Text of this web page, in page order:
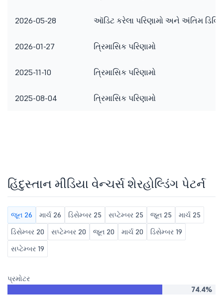
2026-05-28 ઑડિટ કરેલા પરિણામો અને અંતિમ
2026-01-27 ત્રિમાસિક પરિણામો
2025-11-10 ત્રિમાસિક પરિણામો
2025-08-04 ત્રિમાસિક પરિણામો
હિંદુસ્તાન મીડિયા વેન્ચર્સ શેરહોલ્ડિંગ પેટર્ન
જૂન 26 માર્ચ 26 ડિસેમ્બર 25 સપ્ટેમ્બર 25 જૂન 25
માર્ચ 25
ડિસેમ્બર 20
સપ્ટેમ્બર 20 જૂન 20 માર્ચ 20
ડિસેમ્બર 19
સપ્ટેમ્બર 19
પ્રમોટર
74.4%